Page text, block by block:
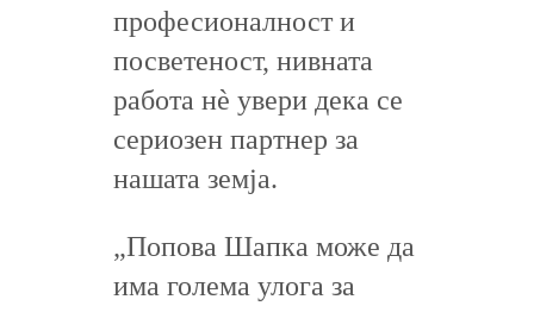
професионалност и
посветеност, нивната
работа нè увери дека се
сериозен партнер за
нашата земја.
„Попова Шапка може да
има голема улога за